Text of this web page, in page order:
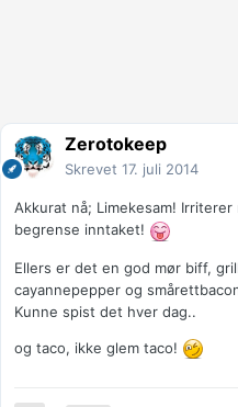
Zerotokeep
Skrevet 17. juli 2014
Akkurat nå; Limekesam!
begrense inntaket!
Ellers er det en god mør biff,
cayannepepper og
Kunne spist det hver dag..
og taco, ikke glem taco!